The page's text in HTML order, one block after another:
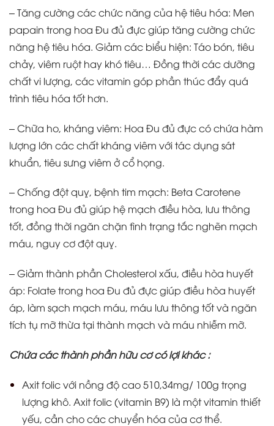
– Tăng cường các chức năng của hệ tiêu hóa: Men
papain trong hoa Đu đủ đực giúp tăng cường chức
năng hệ tiêu hóa. Giảm các biểu hiện: Táo bón, tiêu
chảy, viêm ruột hay khó tiêu… Đồng thời các dưỡng
chất vi lượng, các vitamin góp phần thúc đẩy quá
trình tiêu hóa tốt hơn.
– Chữa ho, kháng viêm: Hoa Đu đủ đực có chứa hàm
lượng lớn các chất kháng viêm với tác dụng sát
khuẩn, tiêu sưng viêm ở cổ họng.
– Chống đột quỵ, bệnh tim mạch: Beta Carotene
trong hoa Đu đủ giúp hệ mạch điều hòa, lưu thông
tốt, đồng thời ngăn chặn tình trạng tắc nghẽn mạch
máu, nguy cơ đột quỵ.
– Giảm thành phần Cholesterol xấu, điều hòa huyết
áp: Folate trong hoa Đu đủ đực giúp điều hòa huyết
áp, làm sạch mạch máu, máu lưu thông tốt và ngăn
tích tụ mỡ thừa tại thành mạch và máu nhiễm mỡ.
Chứa các thành phần hữu cơ có lợi khác :
Axit folic với nồng độ cao 510,34mg/ 100g trọng
lượng khô. Axit folic (vitamin B9) là một vitamin thiết
yếu, cần cho các chuyển hóa của cơ thể.